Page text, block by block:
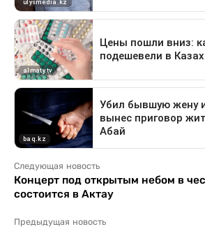
Следующая новость
Концерт под открытым небом в
состоится в Актау
Предыдущая новость